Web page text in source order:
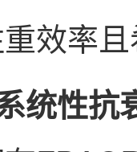
效率
统性抗